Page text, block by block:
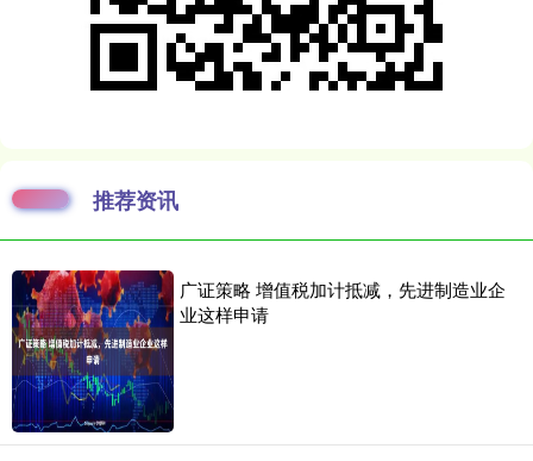
推荐资讯
广证策略 增值税加计抵减，先进制造业企
业这样申请